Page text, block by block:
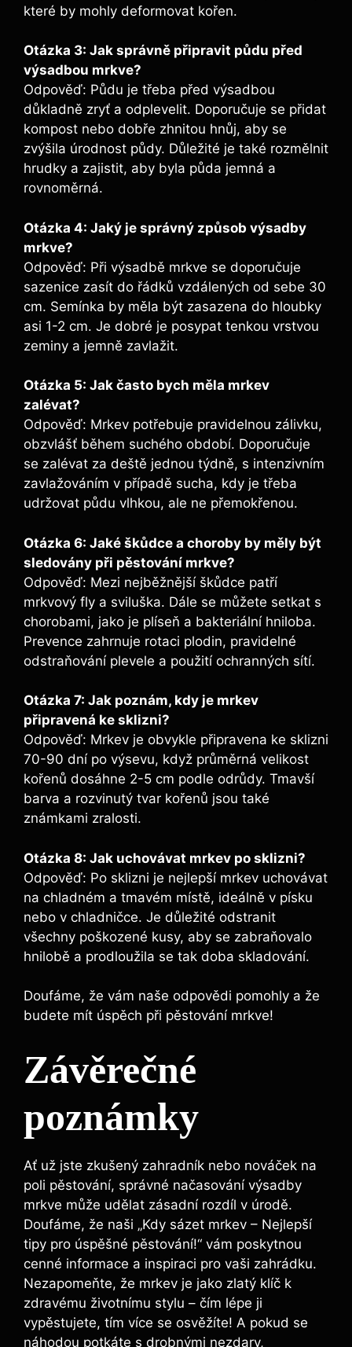
které by mohly deformovat kořen.
Otázka 3: Jak správně připravit půdu před
výsadbou mrkve?
Odpověď: Půdu je třeba před výsadbou
důkladně zryť a odplevelit. Doporučuje se přidat
kompost nebo dobře zhnitou hnůj, aby se
zvýšila úrodnost půdy. Důležité je také rozmělnit
hrudky a zajistit, aby byla půda jemná a
rovnoměrná.
Otázka 4: Jaký je správný způsob výsadby
mrkve?
Odpověď: Při výsadbě mrkve se doporučuje
sazenice zasít do řádků vzdálených od sebe 30
cm. Semínka by měla být zasazena do hloubky
asi 1-2 cm. Je dobré je posypat tenkou vrstvou
zeminy a jemně zavlažit.
Otázka 5: Jak často bych měla mrkev
zalévat?
Odpověď: Mrkev potřebuje pravidelnou zálivku,
obzvlášť během suchého období. Doporučuje
se zalévat za deště jednou týdně, s intenzivním
zavlažováním v případě sucha, kdy je třeba
udržovat půdu vlhkou, ale ne přemokřenou.
Otázka 6: Jaké škůdce a choroby by měly být
sledovány při pěstování mrkve?
Odpověď: Mezi nejběžnější škůdce patří
mrkvový fly a sviluška. Dále se můžete setkat s
chorobami, jako je plíseň a bakteriální hniloba.
Prevence zahrnuje rotaci plodin, pravidelné
odstraňování plevele a použití ochranných sítí.
Otázka 7: Jak poznám, kdy je mrkev
připravená ke sklizni?
Odpověď: Mrkev je obvykle připravena ke sklizni
70-90 dní po výsevu, když průměrná velikost
kořenů dosáhne 2-5 cm podle odrůdy. Tmavší
barva a rozvinutý tvar kořenů jsou také
známkami zralosti.
Otázka 8: Jak uchovávat mrkev po sklizni?
Odpověď: Po sklizni je nejlepší mrkev uchovávat
na chladném a tmavém místě, ideálně v písku
nebo v chladničce. Je důležité odstranit
všechny poškozené kusy, aby se zabraňovalo
hnilobě a prodloužila se tak doba skladování.
Doufáme, že vám naše odpovědi pomohly a že
budete mít úspěch při pěstování mrkve!
Závěrečné
poznámky
Ať už jste zkušený zahradník nebo nováček na
poli pěstování, správné načasování výsadby
mrkve může udělat zásadní rozdíl v úrodě.
Doufáme, že naši „Kdy sázet mrkev – Nejlepší
tipy pro úspěšné pěstování!“ vám poskytnou
cenné informace a inspiraci pro vaši zahrádku.
Nezapomeňte, že mrkev je jako zlatý klíč k
zdravému životnímu stylu – čím lépe ji
vypěstujete, tím více se osvěžíte! A pokud se
náhodou potkáte s drobnými nezdary,